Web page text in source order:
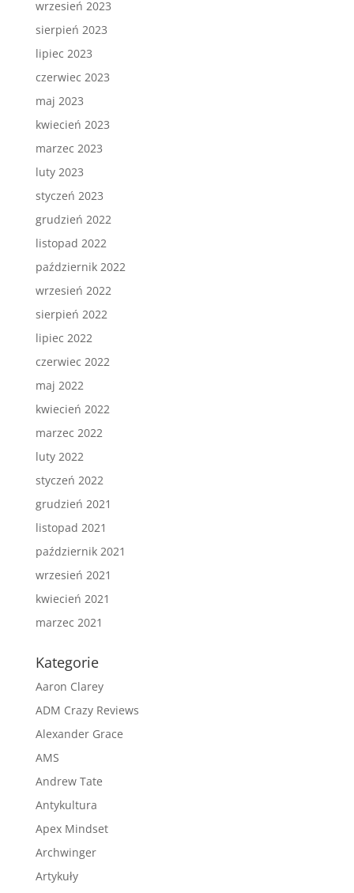
wrzesień 2023
sierpień 2023
lipiec 2023
czerwiec 2023
maj 2023
kwiecień 2023
marzec 2023
luty 2023
styczeń 2023
grudzień 2022
listopad 2022
październik 2022
wrzesień 2022
sierpień 2022
lipiec 2022
czerwiec 2022
maj 2022
kwiecień 2022
marzec 2022
luty 2022
styczeń 2022
grudzień 2021
listopad 2021
październik 2021
wrzesień 2021
kwiecień 2021
marzec 2021
Kategorie
Aaron Clarey
ADM Crazy Reviews
Alexander Grace
AMS
Andrew Tate
Antykultura
Apex Mindset
Archwinger
Artykuły